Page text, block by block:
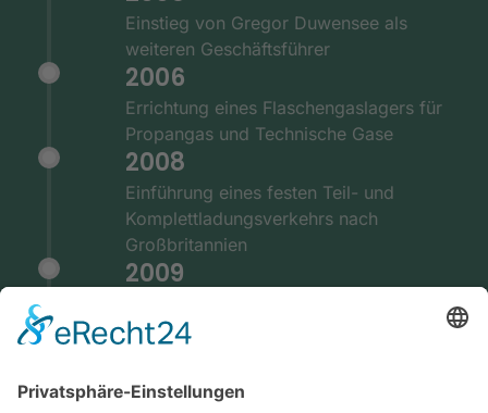
Einstieg von Gregor Duwensee als
weiteren Geschäftsführer
2006
Errichtung eines Flaschengaslagers für
Propangas und Technische Gase
2008
Einführung eines festen Teil- und
Komplettladungsverkehrs nach
Großbritannien
2009
GPS und Telematiksystemen
Ausbau der Kapazität des